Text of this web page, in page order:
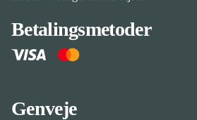
Betalingsmetoder
Genveje